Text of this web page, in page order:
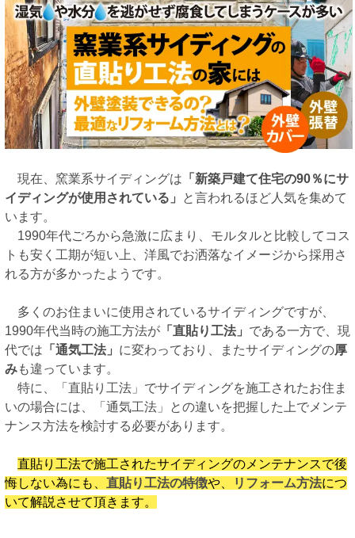
現在、窯業系サイディングは 「新築戸建て住宅の90％にサ
イディングが使用されている」
と言われるほど人気を集めて
います。
1990年代ごろから急激に広まり、モルタルと比較してコス
トも安く工期が短い上、洋風でお洒落なイメージから採用さ
れる方が多かったようです。
多くのお住まいに使用されているサイディングですが、
1990年代当時の施工方法が「直貼り工法」 である一方で、現
代では 「通気工法」 に変わっており、またサイディングの厚
みも違っています。
特に、「直貼り工法」でサイディングを施工されたお住ま
いの場合には、「通気工法」との違いを把握した上でメンテ
ナンス方法を検討する必要があります。
直貼り工法で施工されたサイディングのメンテナンスで後
悔しない為にも、 直貼り工法の特徴や、 リフォーム方法につ
いて解説させて頂きます。